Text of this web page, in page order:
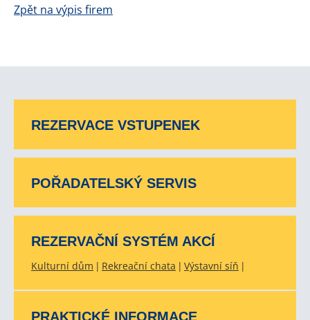
Zpět na výpis firem
REZERVACE VSTUPENEK
POŘADATELSKÝ SERVIS
REZERVAČNÍ SYSTÉM AKCÍ
Kulturní dům Rekreační chata Výstavní síň
PRAKTICKÉ INFORMACE